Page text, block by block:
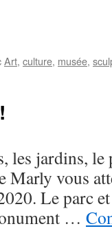
Art, culture, musée,
les jardins, le
Marly vous
Le parc
…